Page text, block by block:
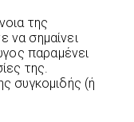
της
να σημαίνει
παραμένει
της.
συγκομιδής (ή